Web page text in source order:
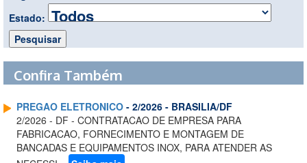
Estado:
Confira Também
PREGAO ELETRONICO - 2/2026 - BRASILIA/DF
2/2026 - DF - CONTRATACAO DE EMPRESA PARA
FABRICACAO, FORNECIMENTO E MONTAGEM DE
BANCADAS E EQUIPAMENTOS INOX, PARA ATENDER AS